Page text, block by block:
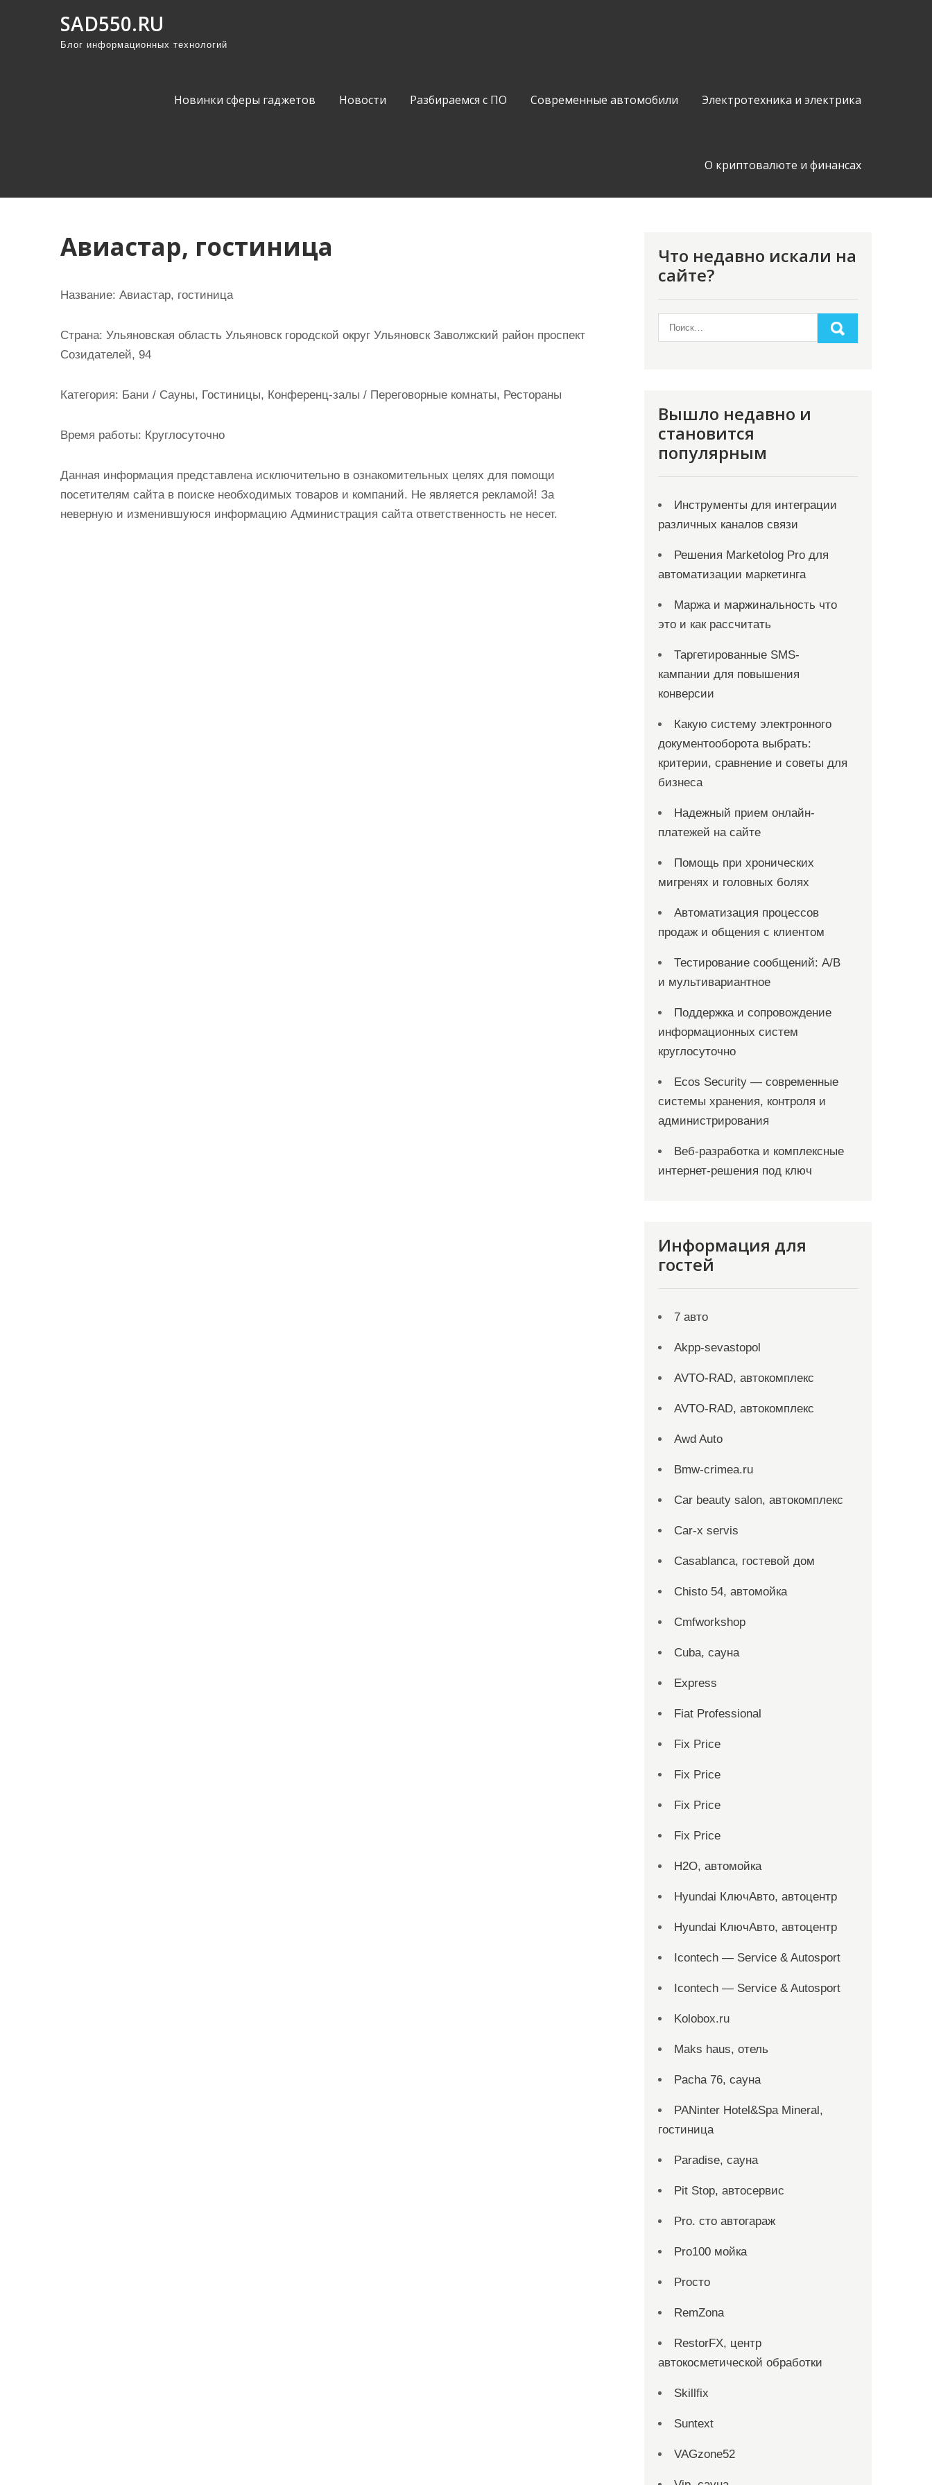
SAD550.RU
Блог информационных технологий
Новинки сферы гаджетов Новости Разбираемся с ПО Современные автомобили Электротехника и электрика
О криптовалюте и финансах
Авиастар, гостиница
Название: Авиастар, гостиница
Страна: Ульяновская область Ульяновск городской округ Ульяновск Заволжский район проспект
Созидателей, 94
Категория: Бани / Сауны, Гостиницы, Конференц-залы / Переговорные комнаты, Рестораны
Время работы: Круглосуточно
Данная информация представлена исключительно в ознакомительных целях для помощи
посетителям сайта в поиске необходимых товаров и компаний. Не является рекламой! За
неверную и изменившуюся информацию Администрация сайта ответственность не несет.
Что недавно искали на
сайте?
Вышло недавно и
становится
популярным
Инструменты для интеграции
различных каналов связи
Решения Marketolog Pro для
автоматизации маркетинга
Маржа и маржинальность что
это и как рассчитать
Таргетированные SMS-
кампании для повышения
конверсии
Какую систему электронного
документооборота выбрать:
критерии, сравнение и советы для
бизнеса
Надежный прием онлайн-
платежей на сайте
Помощь при хронических
мигренях и головных болях
Автоматизация процессов
продаж и общения с клиентом
Тестирование сообщений: A/B
и мультивариантное
Поддержка и сопровождение
информационных систем
круглосуточно
Ecos Security — современные
системы хранения, контроля и
администрирования
Веб-разработка и комплексные
интернет-решения под ключ
Информация для
гостей
7 авто
Akpp-sevastopol
AVTO-RAD, автокомплекс
AVTO-RAD, автокомплекс
Awd Auto
Bmw-crimea.ru
Car beauty salon, автокомплекс
Car-x servis
Casablanca, гостевой дом
Chisto 54, автомойка
Cmfworkshop
Cuba, сауна
Express
Fiat Professional
Fix Price
Fix Price
Fix Price
Fix Price
H2O, автомойка
Hyundai КлючАвто, автоцентр
Hyundai КлючАвто, автоцентр
Icontech — Service & Autosport
Icontech — Service & Autosport
Kolobox.ru
Maks haus, отель
Pacha 76, сауна
PANinter Hotel&Spa Mineral,
гостиница
Paradise, сауна
Pit Stop, автосервис
Pro. cтo автогараж
Pro100 мойка
Proсто
RemZona
RestorFX, центр
автокосметической обработки
Skillfix
Suntext
VAGzone52